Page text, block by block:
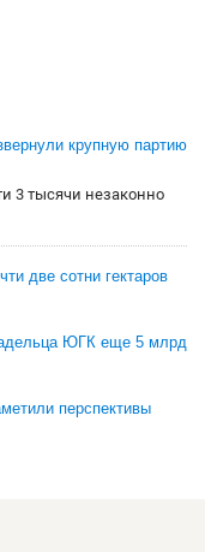
крупную партию
3 тысячи незаконно
две сотни гектаров
ЮГК еще 5 млрд
перспективы